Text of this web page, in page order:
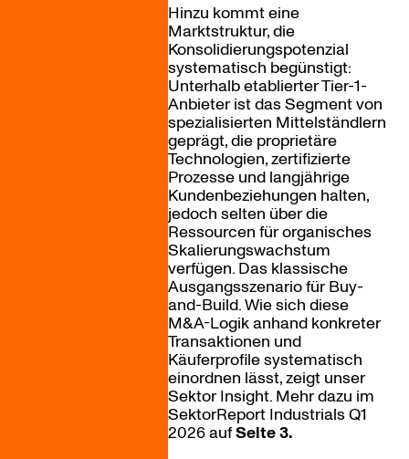
Hinzu kommt eine
Marktstruktur, die
Konsolidierungspotenzial
systematisch begünstigt:
Unterhalb etablierter Tier-1-
Anbieter ist das Segment von
spezialisierten Mittelständlern
geprägt, die proprietäre
Technologien, zertifizierte
Prozesse und langjährige
Kundenbeziehungen halten,
jedoch selten über die
Ressourcen für organisches
Skalierungswachstum
verfügen. Das klassische
Ausgangsszenario für Buy-
and-Build. Wie sich diese
M&A-Logik anhand konkreter
Transaktionen und
Käuferprofile systematisch
einordnen lässt, zeigt unser
Sektor Insight. Mehr dazu im
SektorReport Industrials Q1
2026 aufSeite 3.